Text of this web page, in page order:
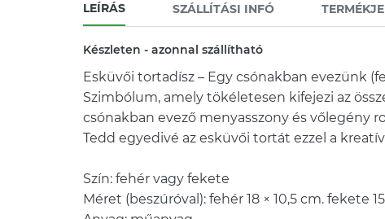
LEÍRÁS SZÁLLÍTÁSI INFÓ
Készleten - azonnal szállítható
Esküvői tortadísz – Egy csónakban evezünk
Szimbólum, amely tökéletesen kifejezi az
csónakban evező menyasszony és vőlegény
Tedd egyedivé az esküvői tortát ezzel a
Szín: fehér vagy fekete
Méret (beszúróval): fehér 18 × 10,5 cm. fekete